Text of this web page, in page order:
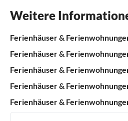
Weitere
Ferienhäuser &
Ferienhäuser &
Ferienhäuser &
Ferienhäuser &
Ferienhäuser &